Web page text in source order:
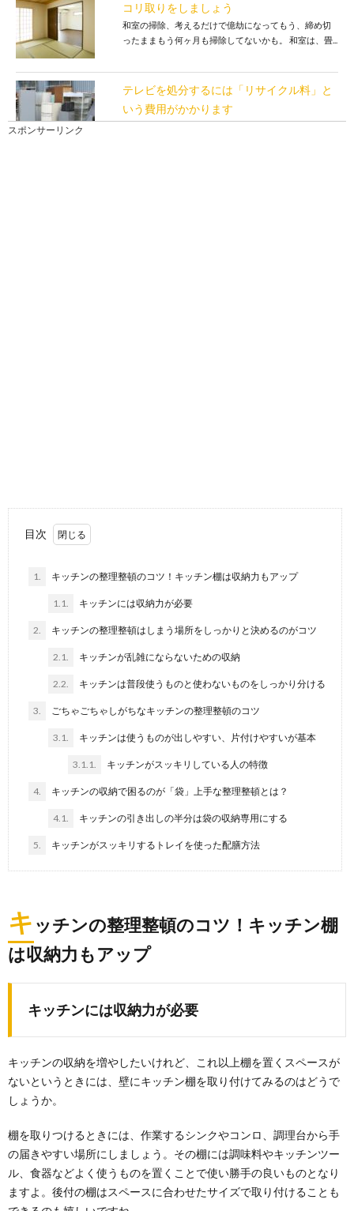
コリ取りをしましょう
和室の掃除、考えるだけで億劫になってもう、締め切
ったままもう何ヶ月も掃除してないかも。 和室は、畳...
テレビを処分するには「リサイクル料」と
いう費用がかかります
方！本整理のコツも
スポンサーリンク
目次
1. キッチンの整理整頓のコツ！キッチン棚は収納力もアップ
1.1. キッチンには収納力が必要
2. キッチンの整理整頓はしまう場所をしっかりと決めるのがコツ
2.1. キッチンが乱雑にならないための収納
2.2. キッチンは普段使うものと使わないものをしっかり分ける
3. ごちゃごちゃしがちなキッチンの整理整頓のコツ
3.1. キッチンは使うものが出しやすい、片付けやすいが基本
3.1.1. キッチンがスッキリしている人の特徴
4. キッチンの収納で困るのが「袋」上手な整理整頓とは？
4.1. キッチンの引き出しの半分は袋の収納専用にする
5. キッチンがスッキリするトレイを使った配膳方法
キ ッチンの整理整頓のコツ！キッチン棚
は収納力もアップ
キッチンには収納力が必要
キッチンの収納を増やしたいけれど、これ以上棚を置くスペースが
ないというときには、壁にキッチン棚を取り付けてみるのはどうで
しょうか。
棚を取りつけるときには、作業するシンクやコンロ、調理台から手
の届きやすい場所にしましょう。その棚には調味料やキッチンツー
ル、食器などよく使うものを置くことで使い勝手の良いものとなり
ますよ。後付の棚はスペースに合わせたサイズで取り付けることも